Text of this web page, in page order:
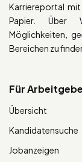
Karriereportal
Papier. Über
Möglichkeiten,
Bereichen zu
Für
Übersicht
Kandidatensuche
Jobanzeigen